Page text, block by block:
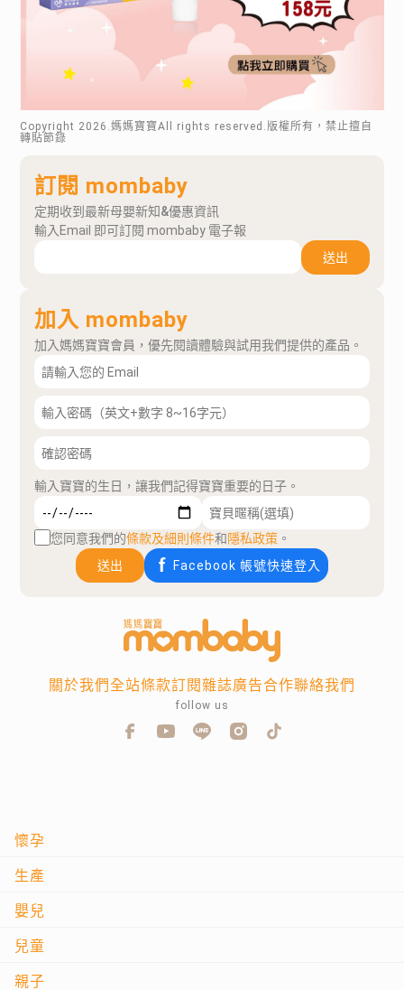
Copyright 2026 .媽媽寶寶All rights reserved.版權所有，禁止擅自
轉貼節錄
訂閱 mombaby
定期收到最新母嬰新知&優惠資訊
輸入Email 即可訂閱 mombaby 電子報
送出
加入 mombaby
加入媽媽寶寶會員，優先閱讀體驗與試用我們提供的產品。
輸入寶寶的生日，讓我們記得寶寶重要的日子。
您同意我們的條款及細則條件和隱私政策 。
送出
Facebook 帳號快速登入
懷孕
生產
嬰兒
兒童
親子
關於我們全站條款訂閱雜誌廣告合作聯絡我們
follow us